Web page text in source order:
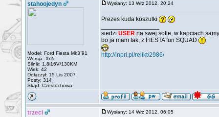
stahoojedyn
Model: Ford Fiesta Mk3`91
Wersja: Xr2i
Silnik: 1.8i16V/130KM
Wiek: 42
Dołączył: 15 Lis 2007
Posty: 314
Skąd: Czestochowa
Wysłany: 13 Wrz 2012, 20:24
Prezes kuda koszulki
siedzi USER na swej sofie, w kapciach
bo ja mam tak, z FIESTA fun SQUAD
http://inprl.pl/relikt/2986/
trzeci Wysłany: 14 Wrz 2012, 06:05